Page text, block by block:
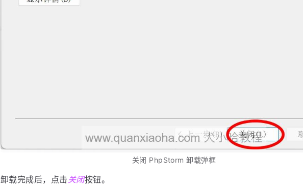
关闭 PhpStorm 卸载弹框
卸载完成后，点击 关闭按钮。